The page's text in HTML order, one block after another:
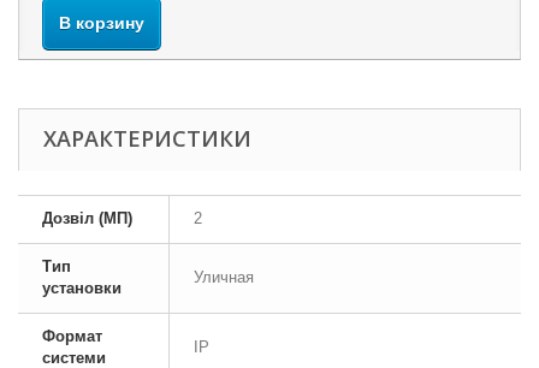
В корзину
ХАРАКТЕРИСТИКИ
Дозвіл (МП) 2
Тип
установки
Уличная
Формат
системи
IP